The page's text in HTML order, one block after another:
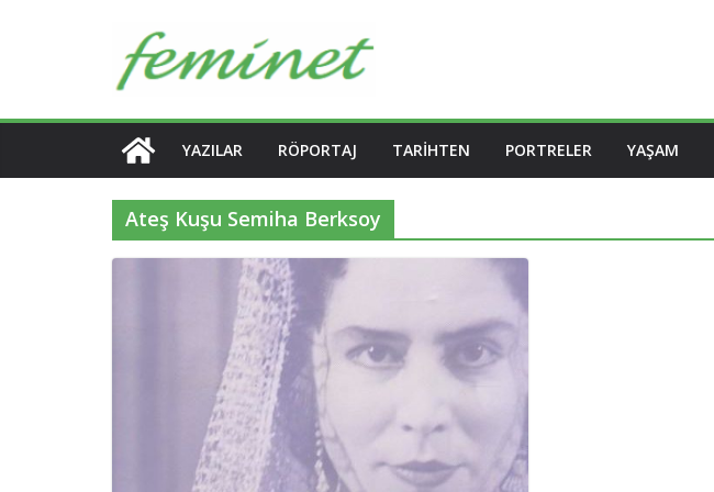
YAZILAR RÖPORTAJ TARIHTEN PORTRELER YAŞAM
Ateş Kuşu Semiha Berksoy